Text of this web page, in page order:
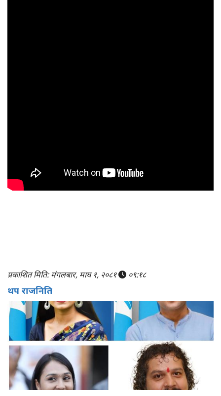
प्रकाशित मिति: मंगलबार, माघ १, २०८१ ०९:१८
थप राजनिति